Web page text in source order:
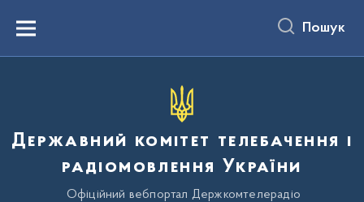
вмістуMenu Пошук
Державний комітет телебачення і
радіомовлення України
Офіційний вебпортал Держкомтелерадіо